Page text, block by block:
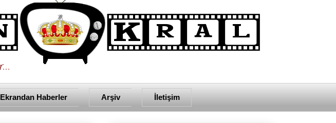
Ekrandan Haberler Arşiv İletişim